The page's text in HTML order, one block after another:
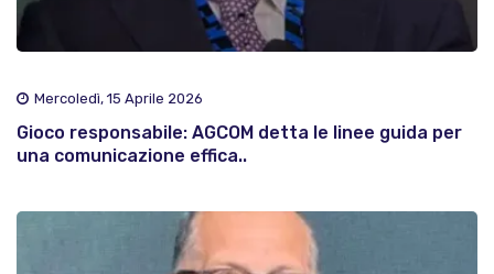
Mercoledì, 15 Aprile 2026
Gioco responsabile: AGCOM detta le linee guida per
una comunicazione effica..